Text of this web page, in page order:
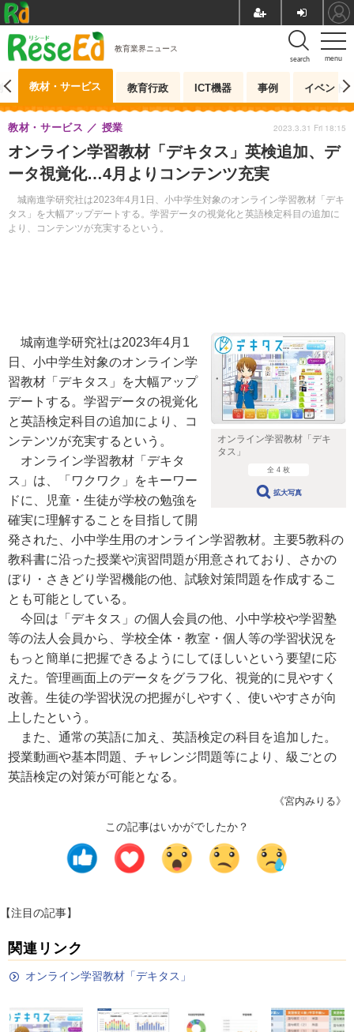
menu
search
教育業界ニュース
教材・サービス 教育行政 ICT機器 事例 イベント
オンライン学習教材「デキタス」英検追加、デ
ータ視覚化…4月よりコンテンツ充実
城南進学研究社は2023年4月1日、小中学生対象のオンライン学習教材「デキ
タス」を大幅アップデートする。学習データの視覚化と英語検定科目の追加に
より、コンテンツが充実するという。
教材・サービス 授業 2023.3.31 Fri 18:15
オンライン学習教材「デキ
タス」
全 4 枚
拡大写真
城南進学研究社は2023年4月1
日、小中学生対象のオンライン学
習教材「デキタス」を大幅アップ
デートする。学習データの視覚化
と英語検定科目の追加により、コ
ンテンツが充実するという。
オンライン学習教材「デキタ
ス」は、「ワクワク」をキーワー
ドに、児童・生徒が学校の勉強を
確実に理解することを目指して開
発された、小中学生用のオンライン学習教材。主要5教科の
教科書に沿った授業や演習問題が用意されており、さかの
ぼり・さきどり学習機能の他、試験対策問題を作成するこ
とも可能としている。
今回は「デキタス」の個人会員の他、小中学校や学習塾
等の法人会員から、学校全体・教室・個人等の学習状況を
もっと簡単に把握できるようにしてほしいという要望に応
えた。管理画面上のデータをグラフ化、視覚的に見やすく
改善。生徒の学習状況の把握がしやすく、使いやすさが向
上したという。
また、通常の英語に加え、英語検定の科目を追加した。
授業動画や基本問題、チャレンジ問題等により、級ごとの
英語検定の対策が可能となる。
《宮内みりる》
この記事はいかがでしたか？
【注目の記事】
関連リンク
オンライン学習教材「デキタス」